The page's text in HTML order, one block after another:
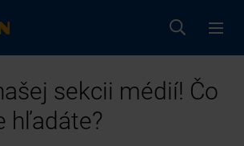
sekcii médií! Čo
hľadáte?